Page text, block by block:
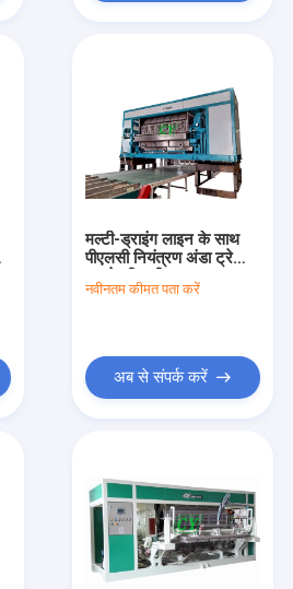
मल्टी-ड्राइंग लाइन के साथ
पीएलसी नियंत्रण अंडा ट्रे
नवीनतम कीमत पता करें
अब से संपर्क करें